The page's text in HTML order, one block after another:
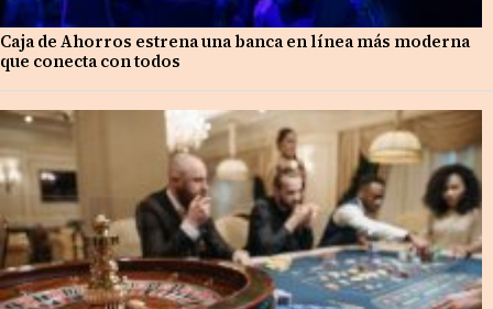
Caja de Ahorros estrena una banca en línea más moderna
que conecta con todos